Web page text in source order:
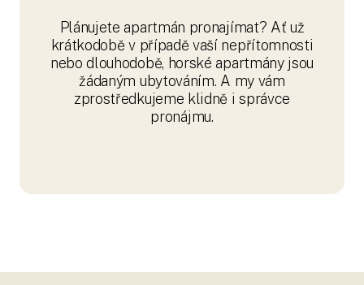
Plánujete apartmán pronajímat? Ať už
krátkodobě v případě vaší nepřítomnosti
nebo dlouhodobě, horské apartmány jsou
žádaným ubytováním. A my vám
zprostředkujeme klidně i správce
pronájmu.